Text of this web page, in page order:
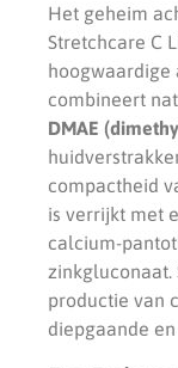
Het geheim
Stretchcare C
hoogwaardige
combineert
DMAE
compactheid
is verrijkt met
calcium-
productie van
diepgaande